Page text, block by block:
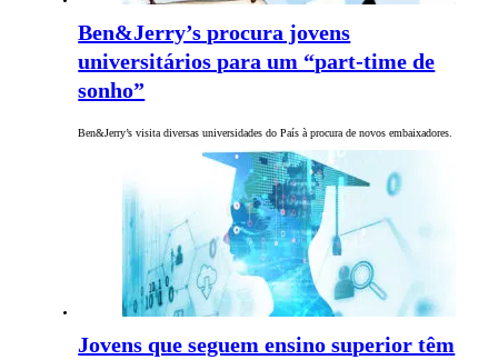
Ben&Jerry’s procura jovens
universitários para um “part-time de
sonho”
Ben&Jerry’s visita diversas universidades do País à procura de novos embaixadores.
Jovens que seguem ensino superior têm